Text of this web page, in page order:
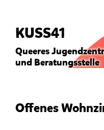
KUSS41
Queeres
und Beratungsstelle
Offenes